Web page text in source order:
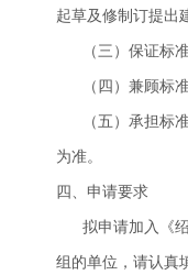
起草及修制订提出
（三）保证标准
（四）兼顾标准
（五）承担标准
为准。
四、申请要求
拟申请加入《绍
组的单位，请认真